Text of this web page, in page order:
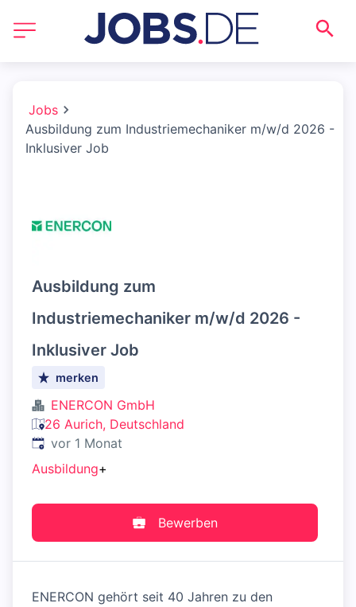
Jobs
Ausbildung zum Industriemechaniker m/w/d 2026 -
Inklusiver Job
Ausbildung zum
Industriemechaniker m/w/d 2026 -
Inklusiver Job
merken
ENERCON GmbH
26 Aurich, Deutschland
Veröffentlicht:
vor 1 Monat
Ausbildung+
Bewerben
ENERCON gehört seit 40 Jahren zu den